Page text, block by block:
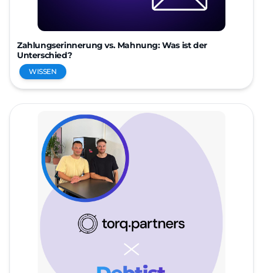
Zahlungserinnerung vs. Mahnung: Was ist der
Unterschied?
WISSEN